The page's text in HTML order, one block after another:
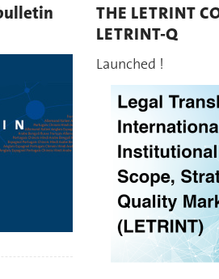
THE LETRINT
LETRINT-Q
Launched !